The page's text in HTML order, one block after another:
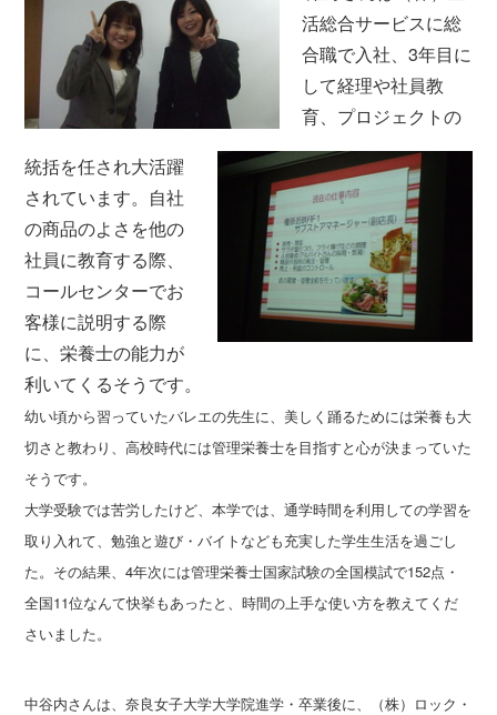
活総合サービスに総
合職で入社、3年目に
して経理や社員教
育、プロジェクトの
統括を任され大活躍
されています。自社
の商品のよさを他の
社員に教育する際、
コールセンターでお
客様に説明する際
に、栄養士の能力が
利いてくるそうです。
幼い頃から習っていたバレエの先生に、美しく踊るためには栄養も大
切さと教わり、高校時代には管理栄養士を目指すと心が決まっていた
そうです。
大学受験では苦労したけど、本学では、通学時間を利用しての学習を
取り入れて、勉強と遊び・バイトなども充実した学生生活を過ごし
た。その結果、4年次には管理栄養士国家試験の全国模試で152点・
全国11位なんて快挙もあったと、時間の上手な使い方を教えてくだ
さいました。
中谷内さんは、奈良女子大学大学院進学・卒業後に、（株）ロック・